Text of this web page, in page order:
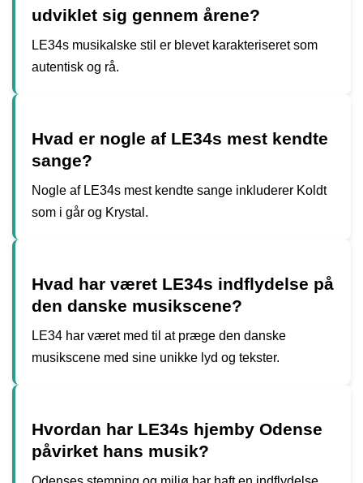
udviklet sig gennem årene?
LE34s musikalske stil er blevet karakteriseret som
autentisk og rå.
Hvad er nogle af LE34s mest kendte
sange?
Nogle af LE34s mest kendte sange inkluderer Koldt
som i går og Krystal.
Hvad har været LE34s indflydelse på
den danske musikscene?
LE34 har været med til at præge den danske
musikscene med sine unikke lyd og tekster.
Hvordan har LE34s hjemby Odense
påvirket hans musik?